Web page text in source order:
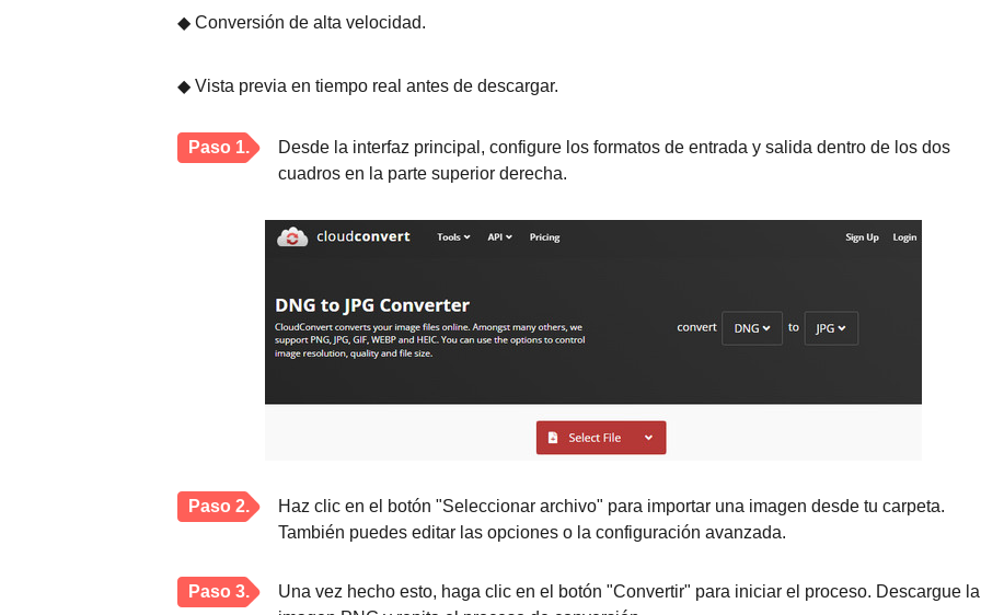
◆ Conversión de alta velocidad.
◆ Vista previa en tiempo real antes de descargar.
Paso 1.
Desde la interfaz principal, configure los formatos de entrada y salida dentro de los dos
cuadros en la parte superior derecha.
Paso 2.
Haz clic en el botón "Seleccionar archivo" para importar una imagen desde tu carpeta.
También puedes editar las opciones o la configuración avanzada.
Paso 3.
Una vez hecho esto, haga clic en el botón "Convertir" para iniciar el proceso. Descargue la